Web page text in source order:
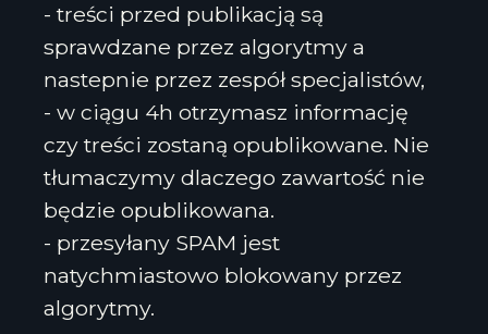
- treści przed publikacją są
sprawdzane przez algorytmy a
nastepnie przez zespół specjalistów,
- w ciągu 4h otrzymasz informację
czy treści zostaną opublikowane. Nie
tłumaczymy dlaczego zawartość nie
będzie opublikowana.
- przesyłany SPAM jest
natychmiastowo blokowany przez
algorytmy.